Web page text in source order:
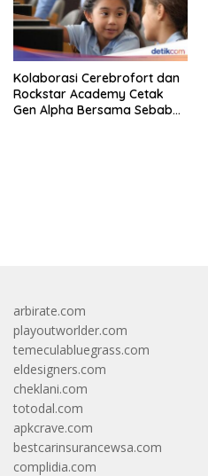
Kolaborasi Cerebrofort dan
Rockstar Academy Cetak
Gen Alpha Bersama Sebab
arbirate.com
playoutworlder.com
temeculabluegrass.com
eldesigners.com
cheklani.com
totodal.com
apkcrave.com
bestcarinsurancewsa.com
complidia.com